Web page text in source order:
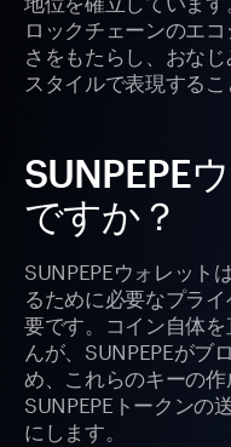
ロックチェーンのエ
さをもたらし、おな
スタイルで表現するこ
SUNPEPE
ですか？
SUNPEPEウォレット
るために必要なプラ
要です。コイン自体
んが、SUNPEPEがブ
め、これらのキーの作
SUNPEPEトークンの
にします。